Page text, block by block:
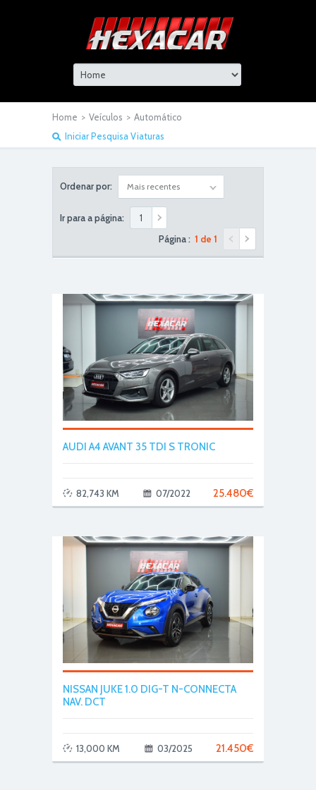
Home > Veículos > Automático
Iniciar Pesquisa Viaturas
Ordenar por: Mais recentes
Ir para a página:
Página : 1 de 1
AUDI A4 AVANT 35 TDI S TRONIC
25.480€
82,743 KM 07/2022
NISSAN JUKE 1.0 DIG-T N-CONNECTA
NAV. DCT
21.450€
13,000 KM 03/2025